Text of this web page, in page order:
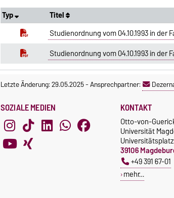
Typ
Titel
Studienordnung vom 04.10.1993 in der
Studienordnung vom 04.10.1993 in der
Letzte Änderung: 29.05.2025-Ansprechpartner:
SOZIALE MEDIEN KONTAKT
Otto-von-
Universität
39106
+49 391 67-01
mehr…